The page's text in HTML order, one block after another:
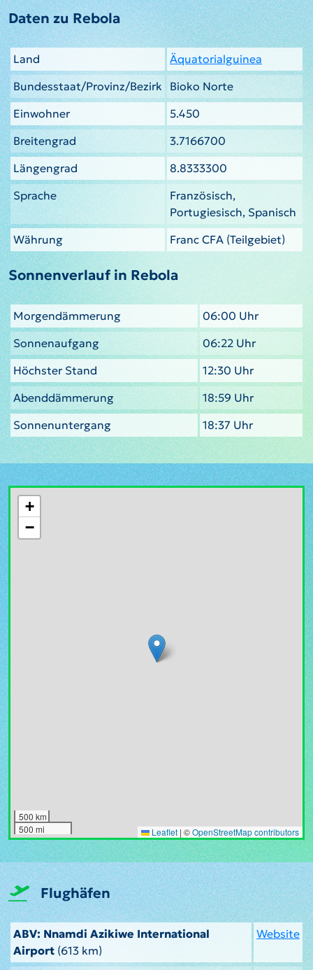
Daten zu Rebola
Land
Äquatorialguinea
Bundesstaat/Provinz/Bezirk
Bioko Norte
Einwohner
5.450
Breitengrad
3.7166700
Längengrad
8.8333300
Sprache
Französisch,
Portugiesisch, Spanisch
Währung
Franc CFA (Teilgebiet)
Sonnenverlauf in Rebola
Morgendämmerung
06:00 Uhr
Sonnenaufgang
06:22 Uhr
Höchster Stand
12:30 Uhr
Abenddämmerung
18:59 Uhr
Sonnenuntergang
18:37 Uhr
+
−
500 km
500 mi
Leaflet | ©OpenStreetMap contributors
Flughäfen
ABV: Nnamdi Azikiwe International
Airport (613 km)
Website